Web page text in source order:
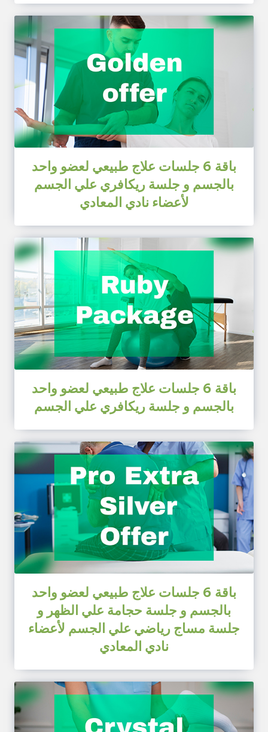
باقة 6 جلسات علاج طبيعي لعضو واحد
بالجسم و جلسة ريكافري علي الجسم
لأعضاء نادي المعادي
باقة 6 جلسات علاج طبيعي لعضو واحد
بالجسم و جلسة ريكافري علي الجسم
باقة 6 جلسات علاج طبيعي لعضو واحد
بالجسم و جلسة حجامة علي الظهر و
جلسة مساج رياضي علي الجسم لأعضاء
نادي المعادي